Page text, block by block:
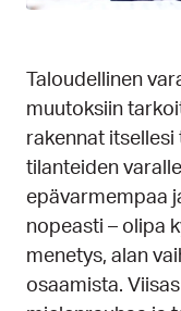
Taloudellinen
muutoksiin
rakennat
tilanteiden
epävarmempaa
nopeasti – olipa
menetys, alan
osaamista.